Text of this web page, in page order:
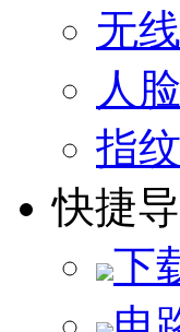
无
人
指
快捷
下